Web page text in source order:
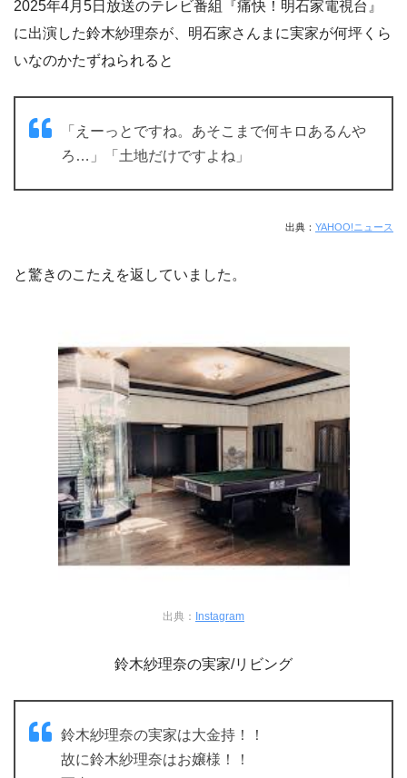
2025年4月5日放送のテレビ番組『痛快！明石家電視台』
に出演した鈴木紗理奈が、明石家さんまに実家が何坪くら
いなのかたずねられると
「えーっとですね。あそこまで何キロあるんや
ろ…」「土地だけですよね」
出典： YAHOO!ニュース
と驚きのこたえを返していました。
出典： Instagram
鈴木紗理奈の実家/リビング
鈴木紗理奈の実家は大金持！！
故に鈴木紗理奈はお嬢様！！